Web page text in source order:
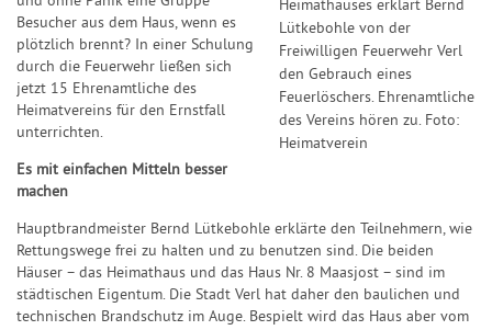
Heimathauses erklärt Bernd
Lütkebohle von der
Freiwilligen Feuerwehr Verl
den Gebrauch eines
Feuerlöschers. Ehrenamtliche
des Vereins hören zu. Foto:
Heimatverein
Besucher aus dem Haus, wenn es
plötzlich brennt? In einer Schulung
durch die Feuerwehr ließen sich
jetzt 15 Ehrenamtliche des
Heimatvereins für den Ernstfall
unterrichten.
Es mit einfachen Mitteln besser
machen
Hauptbrandmeister Bernd Lütkebohle erklärte den Teilnehmern, wie
Rettungswege frei zu halten und zu benutzen sind. Die beiden
Häuser – das Heimathaus und das Haus Nr. 8 Maasjost – sind im
städtischen Eigentum. Die Stadt Verl hat daher den baulichen und
technischen Brandschutz im Auge. Bespielt wird das Haus aber vom